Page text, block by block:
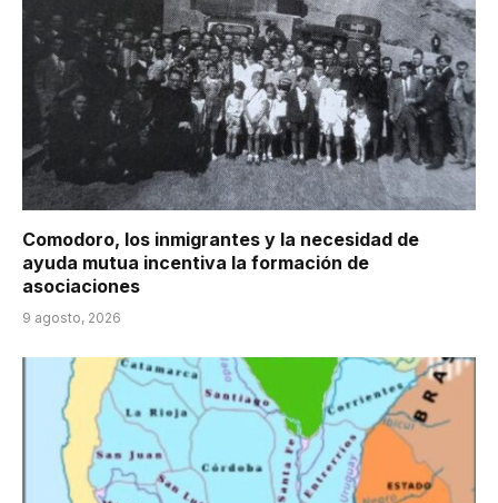
Comodoro, los inmigrantes y la necesidad de
ayuda mutua incentiva la formación de
asociaciones
9 agosto, 2026